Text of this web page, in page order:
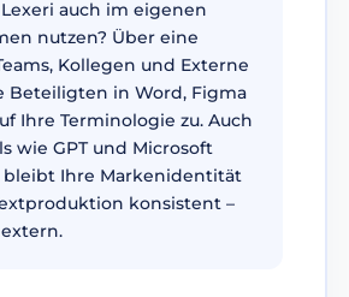
auch im eigenen
nutzen? Über eine
Kollegen und Externe
Beteiligten in Word, Figma
Ihre Terminologie zu. Auch
wie GPT und Microsoft
bleibt Ihre Markenidentität
konsistent –